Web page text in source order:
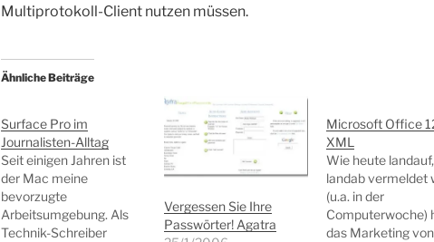
Multiprotokoll-Client nutzen müssen.
Ähnliche Beiträge
Surface Pro im
Journalisten-Alltag
Seit einigen Jahren ist
der Mac meine
bevorzugte
Arbeitsumgebung. Als
Technik-Schreiber
Vergessen Sie Ihre
Passwörter! Agatra
Microsoft Office
XML
Wie heute landauf,
landab vermeldet
(u.a. in der
Computerwoche)
das Marketing von